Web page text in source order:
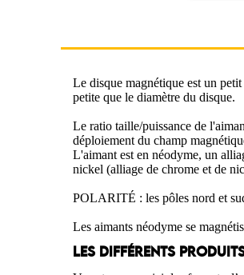
Le disque magnétique est un
petite que le diamètre du disque.
Le ratio taille/puissance de
déploiement du champ
L'aimant est en néodyme, un
nickel (alliage de chrome et de
POLARITÉ : les pôles nord et
Les aimants néodyme se
LES DIFFÉRENTS